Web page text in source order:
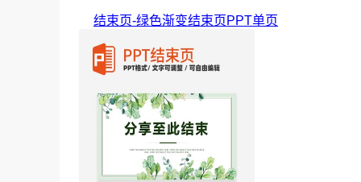
结束页-绿色渐变结束页PPT单页